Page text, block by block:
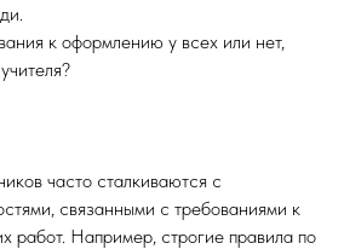
к оформлению у всех или нет,
часто сталкиваются с
связанными с требованиями к
работ. Например, строгие правила по